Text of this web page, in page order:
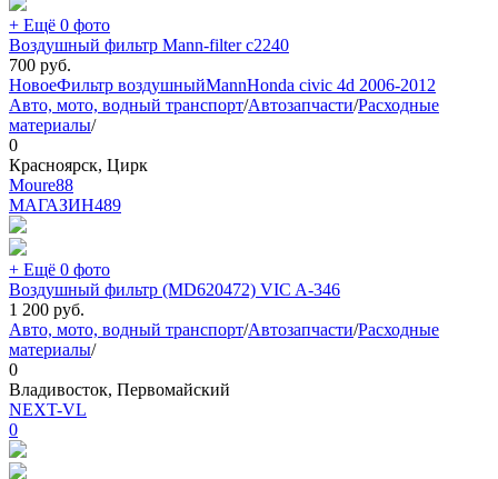
+ Ещё 0 фото
Воздушный фильтр Mann-filter c2240
700 руб.
НовоеФильтр воздушныйMannHonda civic 4d 2006-2012
Авто, мото, водный транспорт/Автозапчасти/Расходные
материалы/
0
Красноярск, Цирк
Moure88
МАГАЗИН489
+ Ещё 0 фото
Воздушный фильтр (MD620472) VIC A-346
1 200 руб.
Авто, мото, водный транспорт/Автозапчасти/Расходные
материалы/
0
Владивосток, Первомайский
NEXT-VL
0